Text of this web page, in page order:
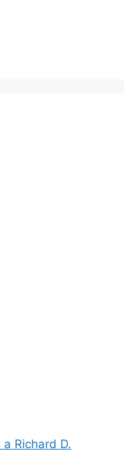
Richard D.